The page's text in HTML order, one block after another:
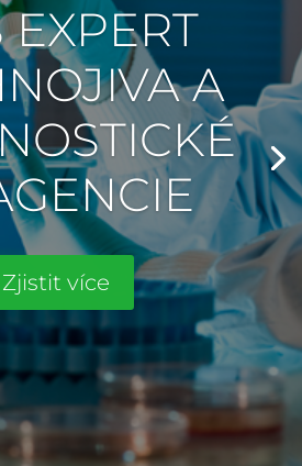
EXPERT
A
Zjistit více